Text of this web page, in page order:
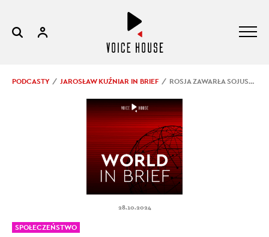
PODCASTY JAROSŁAW KUŹNIAR IN BRIEF ROSJA ZAWARŁA SOJUSZ Z KOREĄ PÓŁNOCNĄ
28.10.2024
SPOŁECZEŃSTWO